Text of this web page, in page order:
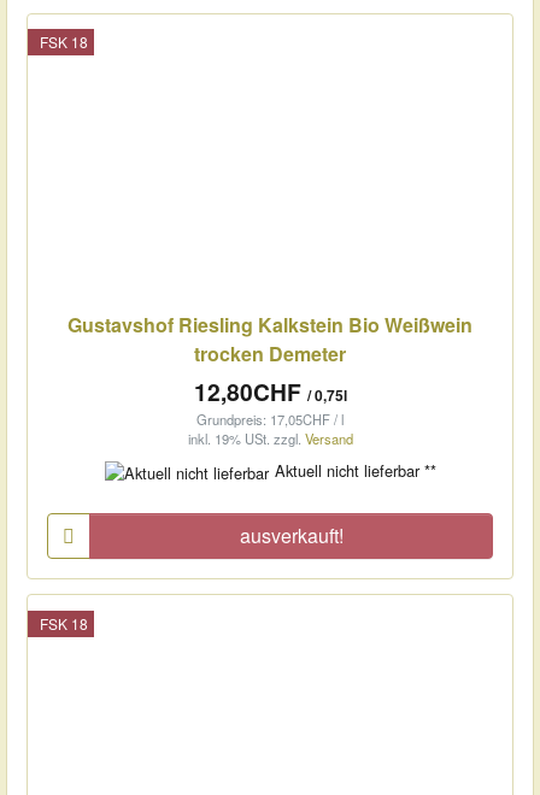
FSK 18
Gustavshof Riesling Kalkstein Bio Weißwein
trocken Demeter
12,80CHF / 0,75l
Grundpreis: 17,05CHF / l
inkl. 19% USt. zzgl. Versand
Aktuell nicht lieferbar **
ausverkauft!
FSK 18